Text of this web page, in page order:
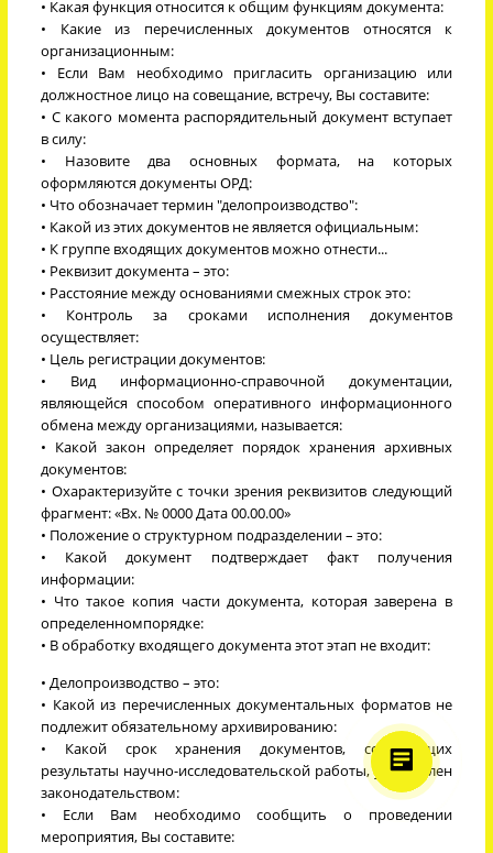
• Какая функция относится к общим функциям документа:
• Какие из перечисленных документов относятся к
организационным:
• Если Вам необходимо пригласить организацию или
должностное лицо на совещание, встречу, Вы составите:
• С какого момента распорядительный документ вступает
в силу:
• Назовите два основных формата, на которых
оформляются документы ОРД:
• Что обозначает термин "делопроизводство":
• Какой из этих документов не является официальным:
• К группе входящих документов можно отнести...
• Реквизит документа – это:
• Расстояние между основаниями смежных строк это:
• Контроль за сроками исполнения документов
осуществляет:
• Цель регистрации документов:
• Вид информационно-справочной документации,
являющейся способом оперативного информационного
обмена между организациями, называется:
• Какой закон определяет порядок хранения архивных
документов:
• Охарактеризуйте с точки зрения реквизитов следующий
фрагмент: «Вх. № 0000 Дата 00.00.00»
• Положение о структурном подразделении – это:
• Какой документ подтверждает факт получения
информации:
• Что такое копия части документа, которая заверена в
определенномпорядке:
• В обработку входящего документа этот этап не входит:
• Делопроизводство – это:
• Какой из перечисленных документальных форматов не
подлежит обязательному архивированию:
• Какой срок хранения документов, содержащих
результаты научно-исследовательской работы, установлен
законодательством:
• Если Вам необходимо сообщить о проведении
мероприятия, Вы составите: